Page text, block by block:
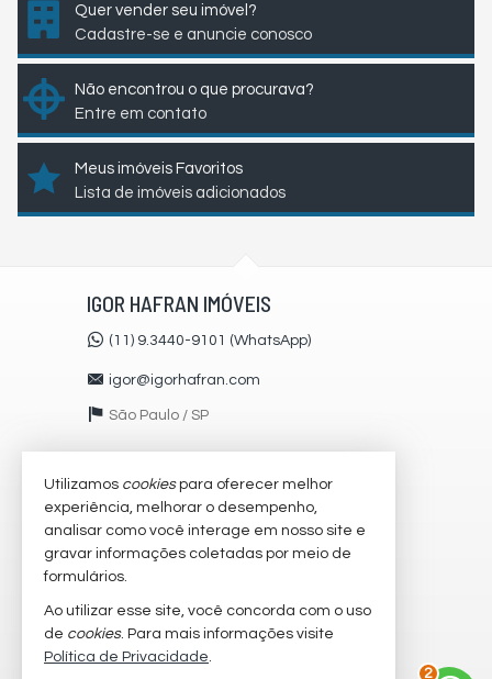
Quer vender seu imóvel?
Cadastre-se e anuncie conosco
Não encontrou o que procurava?
Entre em contato
Meus imóveis Favoritos
Lista de imóveis adicionados
IGOR HAFRAN IMÓVEIS
(11) 9.3440-9101 (WhatsApp)
igor@igorhafran.com
São Paulo / SP
VEJA MAIS
receba nosso newsletter
imóveis favoritos
mapa de imóveis
3
Utilizamos cookiespara oferecer melhor
experiência, melhorar o desempenho,
analisar como você interage em nosso site e
gravar informações coletadas por meio de
formulários.
Ao utilizar esse site, você concorda com o uso
de cookies. Para mais informações visite
Política de Privacidade.